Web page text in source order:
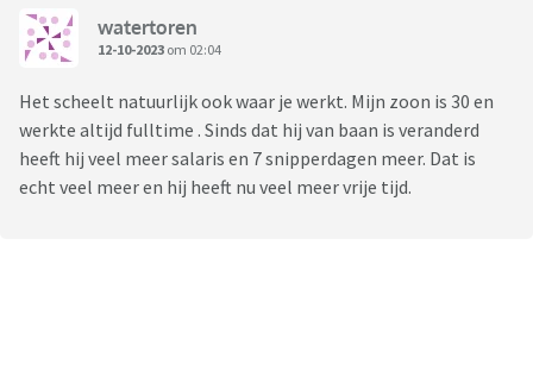
jonge werknemers tussen 18 en 27 jaar zich meerdere malen
per maand emotioneel uitgeput voelt door werk. Maar
Ze vindt dat andere generaties een voorbeeld kunnen nemen
aan de openheid van haar generatie. "Ik zie het niet als
zwakte, maar als een soort dapperheid. Dat je eigenlijk durft
te laten zien dat je ergens mee zit of dat het niet zo lekker
watertoren
12-10-2023 om 02:04
Het scheelt natuurlijk ook waar je werkt. Mijn zoon is 30 en
werkte altijd fulltime . Sinds dat hij van baan is veranderd
heeft hij veel meer salaris en 7 snipperdagen meer. Dat is
echt veel meer en hij heeft nu veel meer vrije tijd.